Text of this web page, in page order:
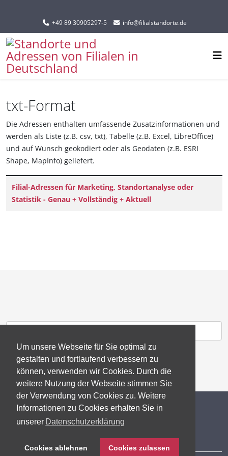
Um unsere Webseite für Sie optimal zu
gestalten und fortlaufend verbessern zu
können, verwenden wir Cookies. Durch die
weitere Nutzung der Webseite stimmen Sie
der Verwendung von Cookies zu. Weitere
Informationen zu Cookies erhalten Sie in
unserer Datenschutzerklärung
Cookies ablehnen Cookies zulassen
Sprache auswählen
+49 89 30905297-5 info@filialstandorte.de
txt-Format
Die Adressen enthalten umfassende Zusatzinformationen und
werden als Liste (z.B. csv, txt), Tabelle (z.B. Excel, LibreOffice)
und auf Wunsch geokodiert oder als Geodaten (z.B. ESRI
Shape, MapInfo) geliefert.
Titel
Filial-Adressen für Marketing, Standortanalyse oder
Statistik - Genau + Vollständig + Aktuell
© 2026 gb consite GmbH
Impressum